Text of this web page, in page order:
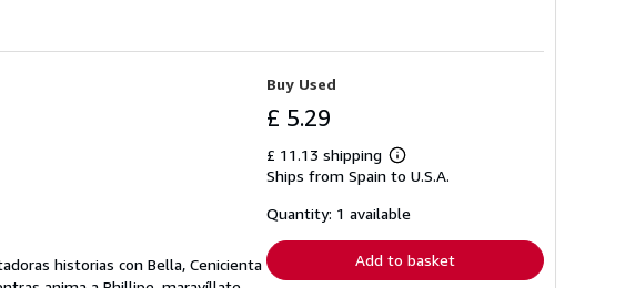
historias con Bella, Cenicienta
Buy Used
£ 5.29
£ 11.13 shipping
Learn
more
shipping
Ships from Spain to U.S.A.
Quantity: 1 available
Add to basket